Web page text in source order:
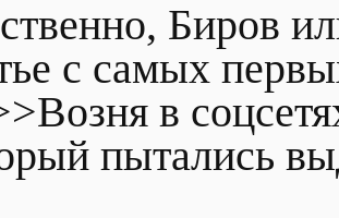
Биров
с самых
в
пытались